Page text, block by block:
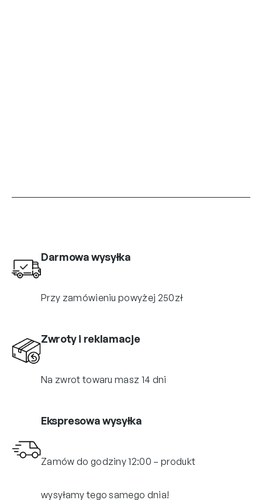
Darmowa wysyłka
Przy zamówieniu powyżej 250zł
Zwroty i reklamacje
Na zwrot towaru masz 14 dni
Ekspresowa wysyłka
Zamów do godziny 12:00 – produkt
wysyłamy tego samego dnia!